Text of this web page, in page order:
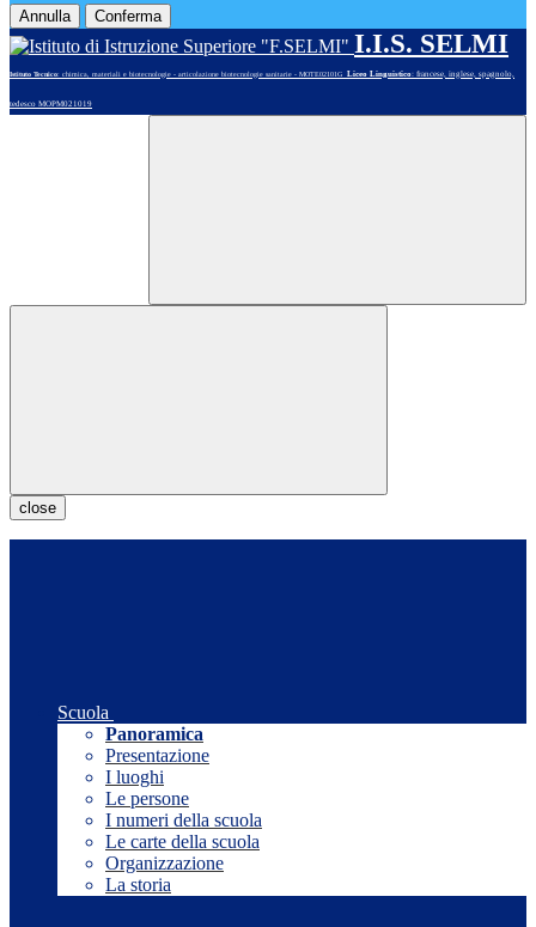
Annulla Conferma
I.I.S. SELMI
Istituto Tecnico: chimica, materiali e biotecnologie - articolazione biotecnologie sanitarie - MOTE02101G Liceo Linguistico: francese, inglese, spagnolo,
tedesco MOPM021019
close
Scuola
Panoramica
Presentazione
I luoghi
Le persone
I numeri della scuola
Le carte della scuola
Organizzazione
La storia